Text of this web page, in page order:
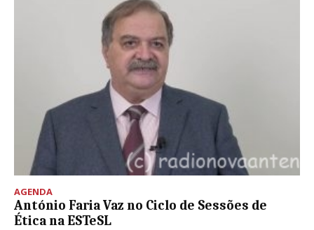
AGENDA
António Faria Vaz no Ciclo de Sessões de
Ética na ESTeSL